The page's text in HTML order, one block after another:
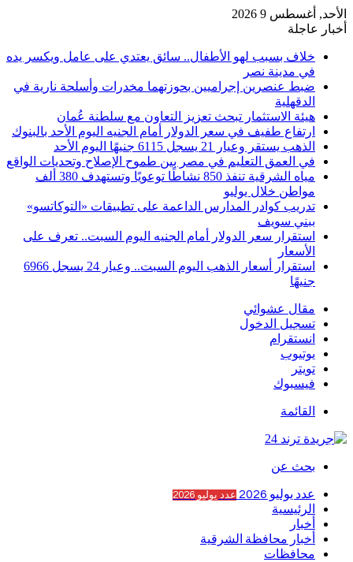
الأحد, أغسطس 9 2026
أخبار عاجلة
خلاف بسبب لهو الأطفال.. سائق يعتدي على عامل ويكسر يده
في مدينة نصر
ضبط عنصرين إجراميين بحوزتهما مخدرات وأسلحة نارية في
الدقهلية
هيئة الاستثمار تبحث تعزيز التعاون مع سلطنة عُمان
ارتفاع طفيف في سعر الدولار أمام الجنيه اليوم الأحد بالبنوك
الذهب يستقر وعيار 21 يسجل 6115 جنيهًا اليوم الأحد
في العمق التعليم في مصر بين طموح الإصلاح وتحديات الواقع
مياه الشرقية تنفذ 850 نشاطًا توعويًا وتستهدف 380 ألف
مواطن خلال يوليو
تدريب كوادر المدارس الداعمة على تطبيقات «التوكاتسو»
ببني سويف
استقرار سعر الدولار أمام الجنيه اليوم السبت.. تعرف على
الأسعار
استقرار أسعار الذهب اليوم السبت.. وعيار 24 يسجل 6966
جنيهًا
مقال عشوائي
تسجيل الدخول
انستقرام
يوتيوب
تويتر
فيسبوك
القائمة
بحث عن
عدد يوليو 2026 عدد يوليو 2026
الرئيسية
أخبار
أخبار محافظة الشرقية
محافظات